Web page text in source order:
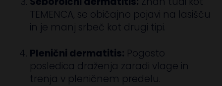
TEMENCA, se običajno pojavi na lasišču
in je manj srbeč kot drugi tipi.
Plenični dermatitis: Pogosto
posledica draženja zaradi vlage in
trenja v pleničnem predelu.